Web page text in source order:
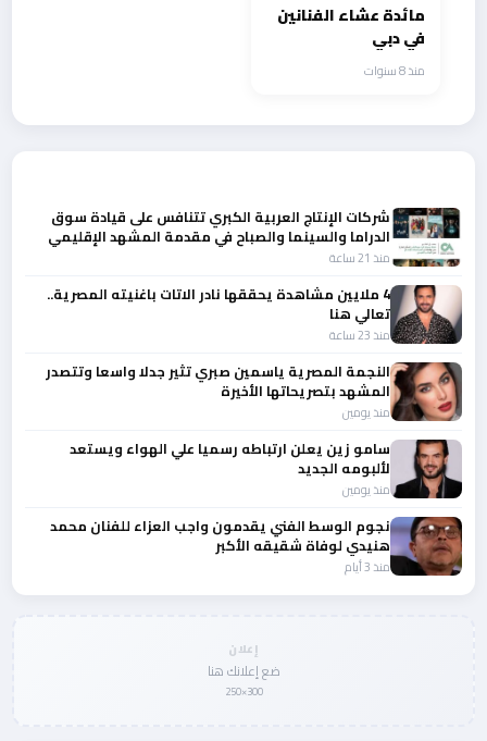
مائدة عشاء الفنانين
في دبي
منذ 8 سنوات
شركات الإنتاج العربية الكبري تتنافس على قيادة سوق
الدراما والسينما والصباح في مقدمة المشهد الإقليمي
منذ 21 ساعة
4 ملايين مشاهدة يحققها نادر الاتات باغنيته المصرية..
تعالي هنا
منذ 23 ساعة
النجمة المصرية ياسمين صبري تثير جدلا واسعا وتتصدر
المشهد بتصريحاتها الأخيرة
منذ يومين
سامو زين يعلن ارتباطه رسميا علي الهواء ويستعد
لألبومه الجديد
منذ يومين
نجوم الوسط الفني يقدمون واجب العزاء للفنان محمد
هنيدي لوفاة شقيقه الأكبر
منذ 3 أيام
إعلان
ضع إعلانك هنا
300×250